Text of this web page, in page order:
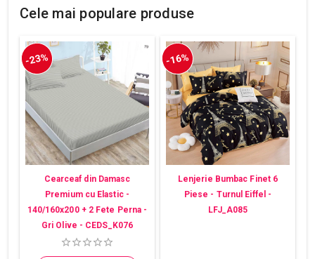
Cele mai populare produse
-23%
Cearceaf din Damasc
Premium cu Elastic -
140/160x200 + 2 Fete Perna -
Gri Olive - CEDS_K076
-16%
Lenjerie Bumbac Finet 6
Piese - Turnul Eiffel -
LFJ_A085